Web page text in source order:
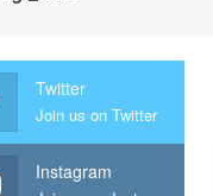
Twitter
Join us on Twitter
Instagram